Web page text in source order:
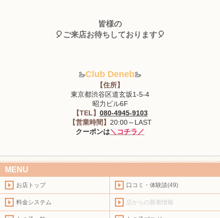
皆様の
🎈ご来店お待ちしております🎈
🦢Club Deneb🦢
【住所】
東京都渋谷区道玄坂1-5-4
昭力ビル6F
【TEL】 080-4945-9103
【営業時間】 20:00～LAST
クーポンは＼コチラ／
MENU
お店トップ 口コミ・体験談(49)
料金システム 店からの新着情報